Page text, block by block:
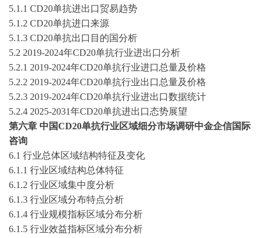
5.1.1 CD20单抗进出口贸易趋势
5.1.2 CD20单抗进口来源
5.1.3 CD20单抗出口目的国分析
5.2 2019-2024年CD20单抗行业进出口分析
5.2.1 2019-2024年CD20单抗行业进口总量及价格
5.2.2 2019-2024年CD20单抗行业出口总量及价格
5.2.3 2019-2024年CD20单抗行业进出口数据统计
5.2.4 2025-2031年CD20单抗进出口态势展望
第六章 中国CD20单抗行业区域细分市场调研中金企信国际
咨询
6.1 行业总体区域结构特征及变化
6.1.1 行业区域结构总体特征
6.1.2 行业区域集中度分析
6.1.3 行业区域分布特点分析
6.1.4 行业规模指标区域分布分析
6.1.5 行业效益指标区域分布分析